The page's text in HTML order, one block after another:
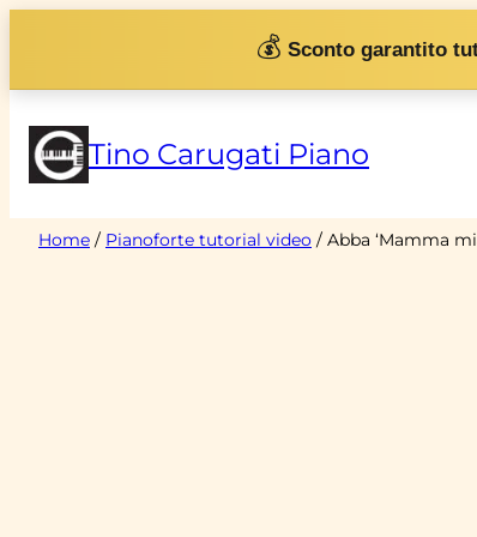
contenuto
💰 Sconto garantito
Tino Carugati Piano
Home / Pianoforte tutorial video / Abba ‘Mamma